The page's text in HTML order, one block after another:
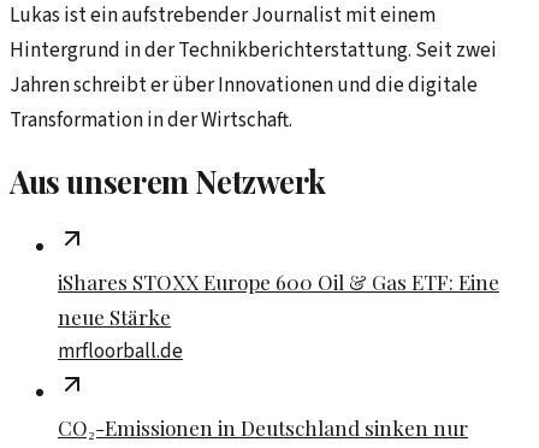
Lukas ist ein aufstrebender Journalist mit einem
Hintergrund in der Technikberichterstattung. Seit zwei
Jahren schreibt er über Innovationen und die digitale
Transformation in der Wirtschaft.
Aus unserem Netzwerk
iShares STOXX Europe 600 Oil & Gas ETF: Eine
neue Stärke
mrfloorball.de
CO₂-Emissionen in Deutschland sinken nur